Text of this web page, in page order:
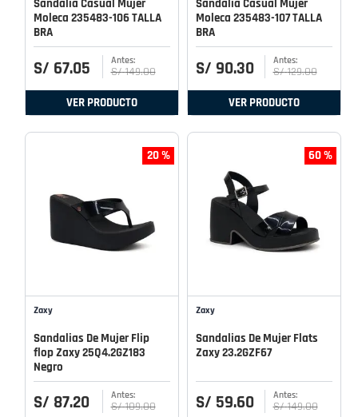
Sandalia Casual Mujer
Moleca 235483-106 TALLA
BRA
S/ 67.05 S/ 149.00
VER PRODUCTO
Sandalia Casual Mujer
Moleca 235483-107 TALLA
BRA
S/ 90.30 S/ 129.00
VER PRODUCTO
20 %
Zaxy
Sandalias De Mujer Flip
flop Zaxy 25Q4.2GZ183
Negro
S/ 87.20 S/ 109.00
60 %
Zaxy
Sandalias De Mujer Flats
Zaxy 23.2GZF67
S/ 59.60 S/ 149.00